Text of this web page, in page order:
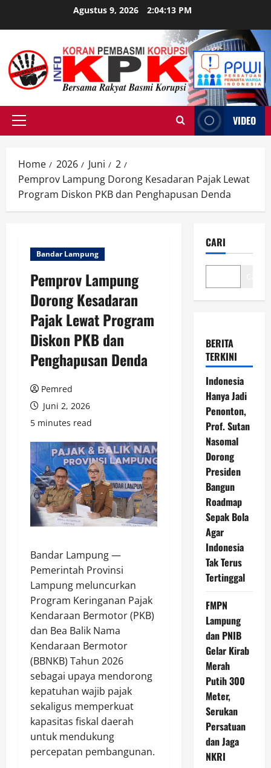
Agustus 9, 2026 2:04:14 PM
Primary
VIDEO
Home 2026 Juni
2
Pemprov Lampung Dorong Kesadaran Pajak Lewat
Program Diskon PKB dan Penghapusan Denda
Bandar Lampung
Pemprov Lampung
Dorong Kesadaran
Pajak Lewat Program
Diskon PKB dan
Penghapusan Denda
Pemred
Juni 2, 2026
5 minutes read
Bandar Lampung —
Pemerintah Provinsi
Lampung meluncurkan
Program Keringanan Pajak
Kendaraan Bermotor (PKB)
dan Bea Balik Nama
Kendaraan Bermotor
(BBNKB) Tahun 2026
sebagai upaya mendorong
kepatuhan wajib pajak
sekaligus memperkuat
kapasitas fiskal daerah
untuk mendukung
percepatan pembangunan.
CARI
BERITA
TERKINI
Indonesia
Hanya Jadi
Penonton,
Prof. Sutan
Nasomal
Dorong
Presiden
Bangun
Roadmap
Sepak Bola
Agar
Indonesia
Tak Terus
Tertinggal
FMPN
Lampung
dan PNIB
Gelar Kirab
Merah
Putih 300
Meter,
Serukan
Persatuan
dan Jaga
NKRI